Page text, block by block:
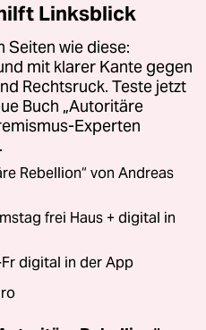
Linksblick
Seiten wie diese:
mit klarer Kante gegen
Rechtsruck. Teste jetzt
Buch „Autoritäre
Experten
Rebellion“ von Andreas
frei Haus + digital in
digital in der App